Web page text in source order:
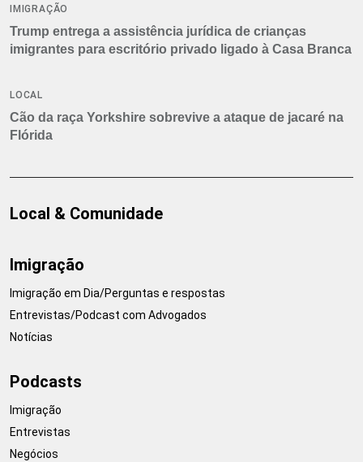
IMIGRAÇÃO
Trump entrega a assistência jurídica de crianças
imigrantes para escritório privado ligado à Casa Branca
LOCAL
Cão da raça Yorkshire sobrevive a ataque de jacaré na
Flórida
Local & Comunidade
Imigração
Imigração em Dia/Perguntas e respostas
Entrevistas/Podcast com Advogados
Notícias
Podcasts
Imigração
Entrevistas
Negócios